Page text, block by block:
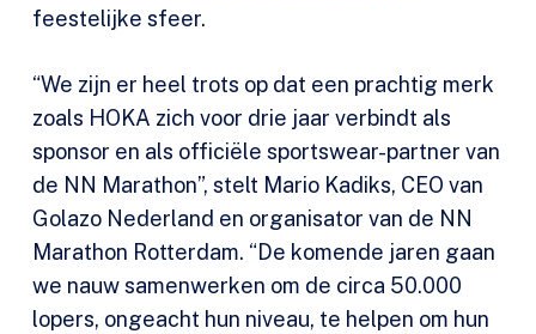
feestelijke sfeer.
“We zijn er heel trots op dat een prachtig merk
zoals HOKA zich voor drie jaar verbindt als
sponsor en als officiële sportswear-partner van
de NN Marathon”, stelt Mario Kadiks, CEO van
Golazo Nederland en organisator van de NN
Marathon Rotterdam. “De komende jaren gaan
we nauw samenwerken om de circa 50.000
lopers, ongeacht hun niveau, te helpen om hun